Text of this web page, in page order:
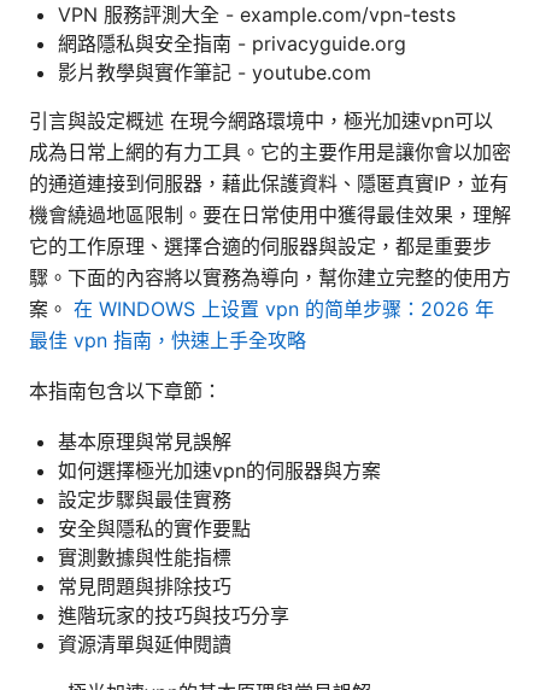
VPN 服務評測大全 - example.com/vpn-tests
網路隱私與安全指南 - privacyguide.org
影片教學與實作筆記 - youtube.com
引言與設定概述 在現今網路環境中，極光加速vpn可以
成為日常上網的有力工具。它的主要作用是讓你會以加密
的通道連接到伺服器，藉此保護資料、隱匿真實IP，並有
機會繞過地區限制。要在日常使用中獲得最佳效果，理解
它的工作原理、選擇合適的伺服器與設定，都是重要步
驟。下面的內容將以實務為導向，幫你建立完整的使用方
案。 在 WINDOWS 上设置 vpn 的简单步骤：2026 年
最佳 vpn 指南，快速上手全攻略
本指南包含以下章節：
基本原理與常見誤解
如何選擇極光加速vpn的伺服器與方案
設定步驟與最佳實務
安全與隱私的實作要點
實測數據與性能指標
常見問題與排除技巧
進階玩家的技巧與技巧分享
資源清單與延伸閱讀